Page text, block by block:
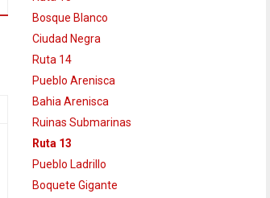
Bosque Blanco
Ciudad Negra
Ruta 14
Pueblo Arenisca
Bahia Arenisca
Ruinas Submarinas
Ruta 13
Pueblo Ladrillo
Boquete Gigante